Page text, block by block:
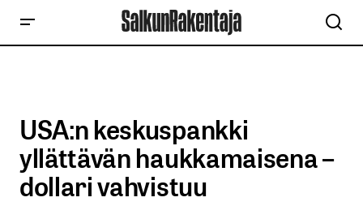
USA:n keskuspankki
yllättävän haukkamaisena –
dollari vahvistuu